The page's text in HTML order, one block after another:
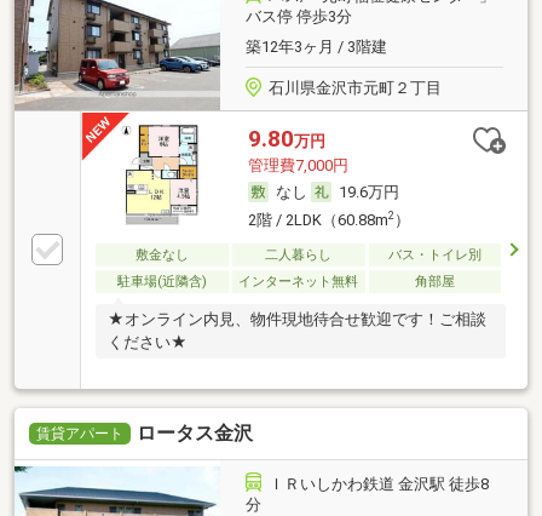
バス停 停歩3分
築12年3ヶ月 / 3階建
石川県金沢市元町２丁目
9.80万円
管理費7,000円
なし
19.6万円
2階 / 2LDK（60.88m2）
敷金なし 二人暮らし
バス・トイレ別
駐車場(近隣含)
インターネット無料 角部屋
★オンライン内見、物件現地待合せ歓迎です！ご相談
ください★
賃貸アパート ロータス金沢
ＩＲいしかわ鉄道 金沢駅 徒歩8
分